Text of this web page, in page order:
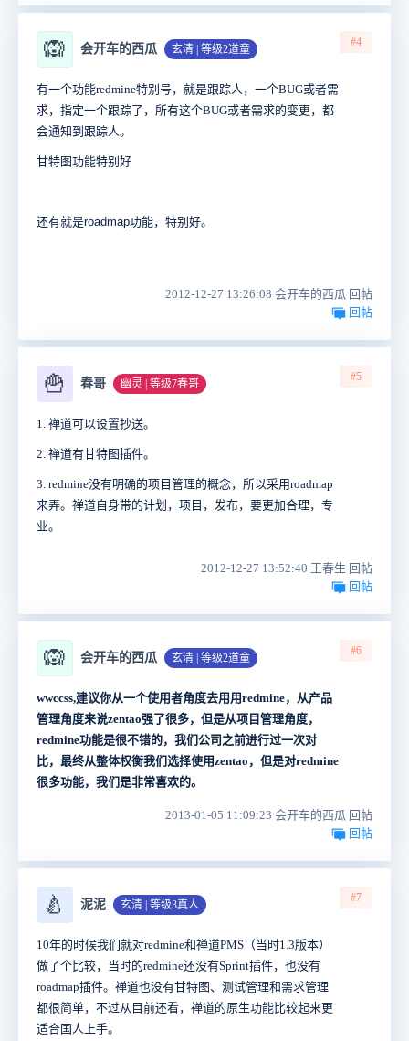
🙉 会开车的西瓜 玄清 | 等级2道童
#4
有一个功能redmine特别号，就是跟踪人，一个BUG或者需
求，指定一个跟踪了，所有这个BUG或者需求的变更，都
会通知到跟踪人。
甘特图功能特别好
还有就是roadmap功能，特别好。
2012-12-27 13:26:08 会开车的西瓜 回帖
回帖
🍟 春哥 幽灵 | 等级7春哥
#5
1. 禅道可以设置抄送。
2. 禅道有甘特图插件。
3. redmine没有明确的项目管理的概念，所以采用roadmap
来弄。禅道自身带的计划，项目，发布，要更加合理，专
业。
2012-12-27 13:52:40 王春生 回帖
回帖
🙉 会开车的西瓜 玄清 | 等级2道童
#6
wwccss,建议你从一个使用者角度去用用redmine，从产品
管理角度来说zentao强了很多，但是从项目管理角度，
redmine功能是很不错的，我们公司之前进行过一次对
比，最终从整体权衡我们选择使用zentao，但是对redmine
很多功能，我们是非常喜欢的。
2013-01-05 11:09:23 会开车的西瓜 回帖
回帖
🍐 泥泥 玄清 | 等级3真人
#7
10年的时候我们就对redmine和禅道PMS（当时1.3版本）
做了个比较，当时的redmine还没有Sprint插件，也没有
roadmap插件。禅道也没有甘特图、测试管理和需求管理
都很简单，不过从目前还看，禅道的原生功能比较起来更
适合国人上手。